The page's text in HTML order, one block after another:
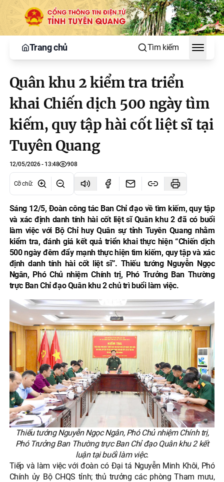
Trang chủ Tìm kiếm
Toggle
Quân khu 2 kiểm tra triển
khai Chiến dịch 500 ngày tìm
kiếm, quy tập hài cốt liệt sĩ tại
Tuyên Quang
12/05/2026 - 13:48 908
Cỡ chữ:
Sáng 12/5, Đoàn công tác Ban Chỉ đạo về tìm kiếm, quy tập
và xác định danh tính hài cốt liệt sĩ Quân khu 2 đã có buổi
làm việc với Bộ Chỉ huy Quân sự tỉnh Tuyên Quang nhằm
kiểm tra, đánh giá kết quả triển khai thực hiện “Chiến dịch
500 ngày đêm đẩy mạnh thực hiện tìm kiếm, quy tập và xác
định danh tính hài cốt liệt sĩ”. Thiếu tướng Nguyễn Ngọc
Ngân, Phó Chủ nhiệm Chính trị, Phó Trưởng Ban Thường
trực Ban Chỉ đạo Quân khu 2 chủ trì buổi làm việc.
Thiếu tướng Nguyễn Ngọc Ngân, Phó Chủ nhiệm Chính trị,
Phó Trưởng Ban Thường trực Ban Chỉ đạo Quân khu 2 kết
luận tại buổi làm việc.
Tiếp và làm việc với đoàn có Đại tá Nguyễn Minh Khôi, Phó
Chính ủy Bộ CHQS tỉnh; thủ trưởng các phòng Tham mưu,